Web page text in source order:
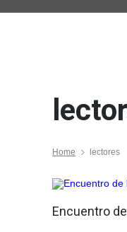
Home lectores
Encuentro